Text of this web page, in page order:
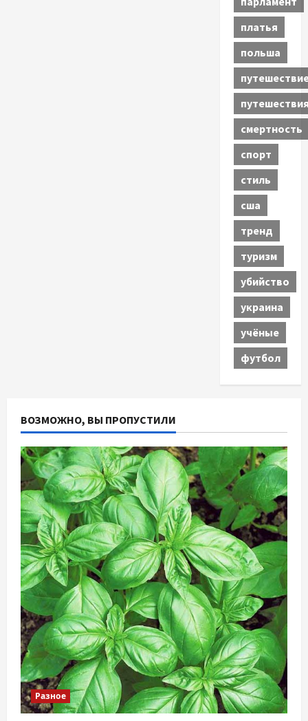
платья
польша
смертность
спорт
стиль
сша
тренд
туризм
убийство
украина
учёные
футбол
ВОЗМОЖНО, ВЫ ПРОПУСТИЛИ
Разное